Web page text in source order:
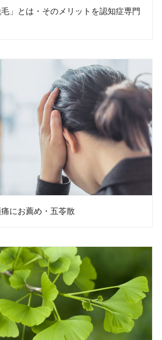
」とは・そのメリットを認知症専門
にお薦め・五苓散